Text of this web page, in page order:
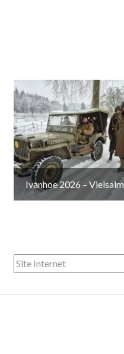
Ivanhoe 2026 – Vielsalm